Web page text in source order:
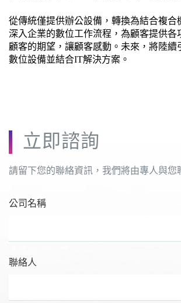
從傳統僅提供辦公設備，轉換為結合複合
深入企業的數位工作流程，為顧客提供各
顧客的期望，讓顧客感動。未來，將陸續
數位設備並結合IT解決方案。
立即諮詢
請留下您的聯絡資訊，我們將由專人與您
公司名稱
聯絡人